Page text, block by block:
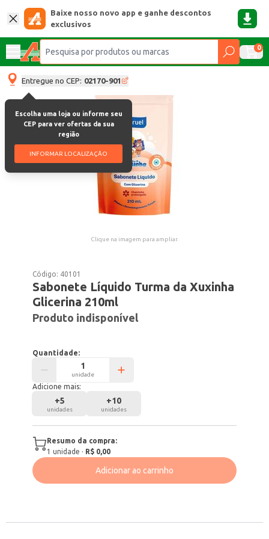
Baixe nosso novo app e ganhe descontos
exclusivos
0
Entregue no CEP: 02170-901
Escolha uma loja ou informe seu
CEP para ver ofertas da sua
região
INFORMAR LOCALIZAÇÃO
Clique na imagem para ampliar.
Código: 40101
Sabonete Líquido Turma da Xuxinha
Glicerina 210ml
Produto indisponível
Quantidade:
unidade
Adicione mais:
+5
unidades
+10
unidades
Resumo da compra:
1 unidade · R$ 0,00
Adicionar ao carrinho